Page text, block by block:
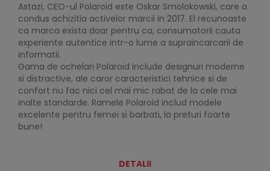
Astazi, CEO-ul Polaroid este Oskar Smolokowski, care a
condus achizitia activelor marcii in 2017. El recunoaste
ca marca exista doar pentru ca, consumatorii cauta
experiente autentice intr-o lume a supraincarcarii de
informatii.
Gama de ochelari Polaroid include designuri moderne
si distractive, ale caror caracteristici tehnice si de
confort nu fac nici cel mai mic rabat de la cele mai
inalte standarde. Ramele Polaroid includ modele
excelente pentru femei si barbati, la preturi foarte
bune!
DETALII